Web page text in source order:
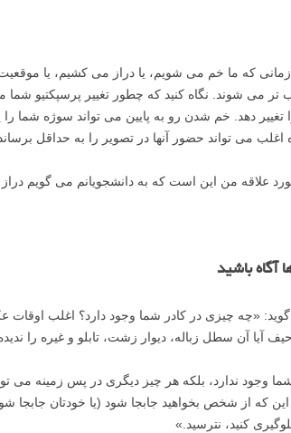
زیادی را در تصویر خود جمع کنید؛ چون در نهایت
های خود جای دهید، مخاطب شما در مورد این که به
نشوید